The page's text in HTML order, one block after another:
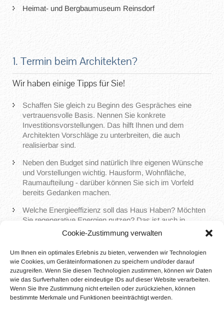
Cookie-Zustimmung verwalten
Um Ihnen ein optimales Erlebnis zu bieten, verwenden wir Technologien
wie Cookies, um Geräteinformationen zu speichern und/oder darauf
zuzugreifen. Wenn Sie diesen Technologien zustimmen, können wir Daten
wie das Surfverhalten oder eindeutige IDs auf dieser Website verarbeiten.
Wenn Sie Ihre Zustimmung nicht erteilen oder zurückziehen, können
bestimmte Merkmale und Funktionen beeinträchtigt werden.
Heimat- und Bergbaumuseum Reinsdorf
1. Termin beim Architekten?
Wir haben einige Tipps für Sie!
Schaffen Sie gleich zu Beginn des Gespräches eine
vertrauensvolle Basis. Nennen Sie konkrete
Investitionsvorstellungen. Das hilft Ihnen und dem
Architekten Vorschläge zu unterbreiten, die auch
realisierbar sind.
Neben den Budget sind natürlich Ihre eigenen Wünsche
und Vorstellungen wichtig. Hausform, Wohnfläche,
Raumaufteilung - darüber können Sie sich im Vorfeld
bereits Gedanken machen.
Welche Energieeffizienz soll das Haus Haben? Möchten
Sie regenerative Energien nutzen? Das ist auch in
Zusammenhang mit einem KfW-gefördertem Gebäude
Bringen Sie alle relevanten Unterlagen gleich mit. Das
können Lagepläne sein oder auch bereits
Grundbuchauszüge. Der Architekt kann diese bezüglich
der gegebenen Bauvorschriften bereits vorprüfen.